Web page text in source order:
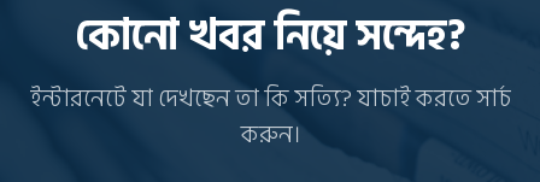
কোনো খবর নিয়ে সন্দেহ?
ইন্টারনেটে যা দেখছেন তা কি সত্যি? যাচাই করতে সার্চ
করুন।